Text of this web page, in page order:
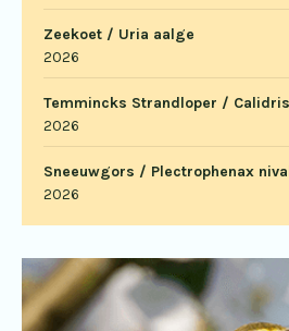
Zeekoet / Uria aalge
2026
Temmincks Strandloper /
2026
Sneeuwgors / Plectrophenax
2026